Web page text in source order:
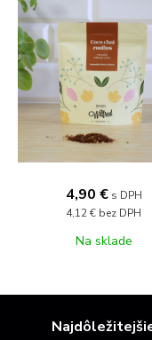
4,90 € s DPH
4,12 € bez DPH
Na sklade